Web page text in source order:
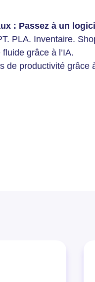
: Passez à un
PLA. Inventaire.
grâce à l’IA.
de productivité grâce